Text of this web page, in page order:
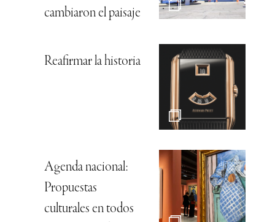
cambiaron el paisaje
Reafirmar la historia
Agenda nacional:
Propuestas
culturales en todos